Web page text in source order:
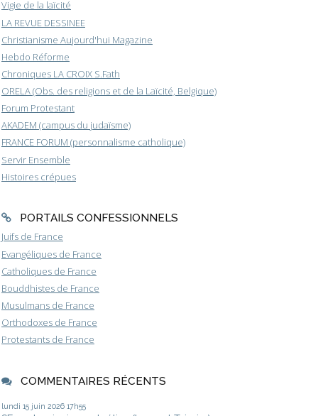
Vigie de la laïcité
LA REVUE DESSINEE
Christianisme Aujourd'hui Magazine
Hebdo Réforme
Chroniques LA CROIX S.Fath
ORELA (Obs. des religions et de la Laïcité, Belgique)
Forum Protestant
AKADEM (campus du judaïsme)
FRANCE FORUM (personnalisme catholique)
Servir Ensemble
Histoires crépues
PORTAILS CONFESSIONNELS
Juifs de France
Evangéliques de France
Catholiques de France
Bouddhistes de France
Musulmans de France
Orthodoxes de France
Protestants de France
COMMENTAIRES RÉCENTS
lundi 15 juin 2026 17h55